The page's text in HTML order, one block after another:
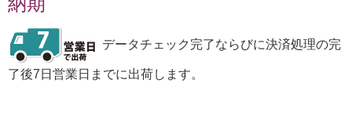
データチェック完了ならびに決済処理の完
了後7日営業日までに出荷します。